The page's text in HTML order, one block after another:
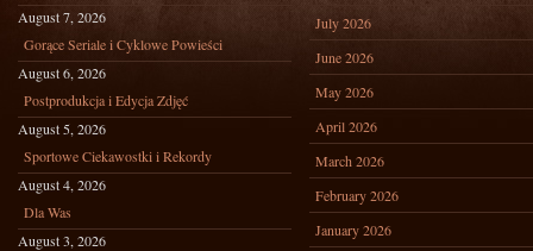
August 7, 2026
Gorące Seriale i Cyklowe Powieści
August 6, 2026
Postprodukcja i Edycja Zdjęć
August 5, 2026
Sportowe Ciekawostki i Rekordy
August 4, 2026
Dla Was
August 3, 2026
July 2026
June 2026
May 2026
April 2026
March 2026
February 2026
January 2026